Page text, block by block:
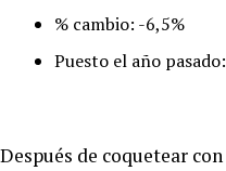
% cambio: -6,5%
Puesto el año
Después de coquetear